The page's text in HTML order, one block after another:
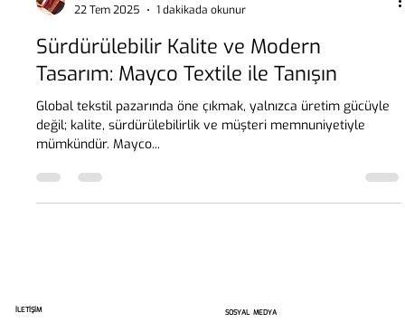
22 Tem 2025
1 dakikada okunur
Sürdürülebilir Kalite ve Modern
Tasarım: Mayco Textile ile Tanışın
Global tekstil pazarında öne çıkmak, yalnızca üretim gücüyle
değil; kalite, sürdürülebilirlik ve müşteri memnuniyetiyle
mümkündür. Mayco...